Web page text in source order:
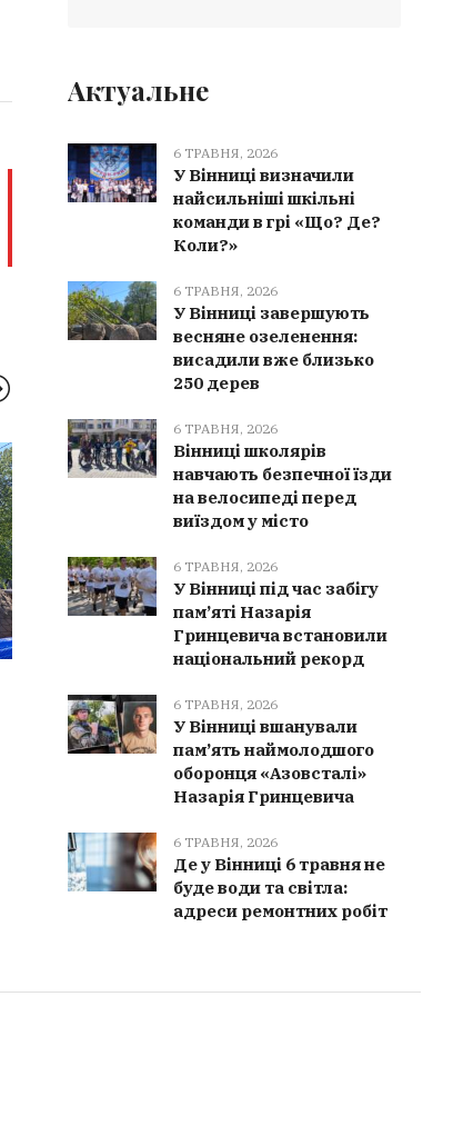
НОВИНИ ВІННИЦІ
Вінниці школярів навчають
безпечної їзди на велосипеді
перед виїздом у місто
Актуальне
6 ТРАВНЯ, 2026
У Вінниці визначили
найсильніші шкільні
команди в грі «Що? Де?
Коли?»
6 ТРАВНЯ, 2026
У Вінниці завершують
весняне озеленення:
висадили вже близько
250 дерев
6 ТРАВНЯ, 2026
Вінниці школярів
навчають безпечної їзди
на велосипеді перед
виїздом у місто
6 ТРАВНЯ, 2026
У Вінниці під час забігу
пам’яті Назарія
Гринцевича встановили
національний рекорд
6 ТРАВНЯ, 2026
У Вінниці вшанували
пам’ять наймолодшого
оборонця «Азовсталі»
Назарія Гринцевича
6 ТРАВНЯ, 2026
Де у Вінниці 6 травня не
буде води та світла:
адреси ремонтних робіт